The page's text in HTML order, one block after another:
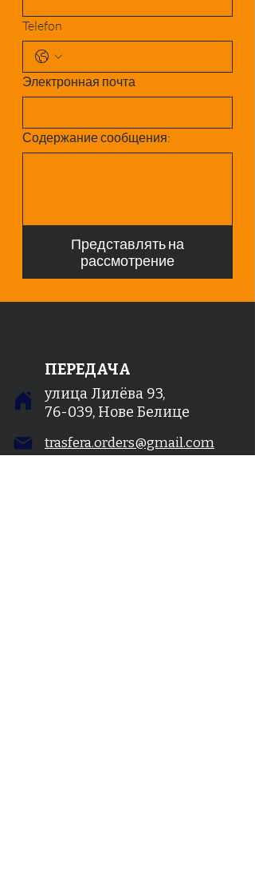
Telefon
Электронная почта
Содержание сообщения:
Представлять на
рассмотрение
ПЕРЕДАЧА
улица Лилёва 93,
76-039, Нове Белице
trasfera.orders@gmail.com